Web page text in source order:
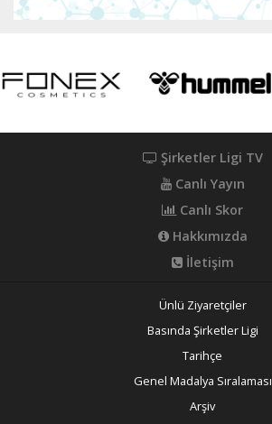
Şirketler Ligi TV
Canlı Yayın
Canlı Skor
Hakkımızda
İletişim
Ünlü Ziyaretçiler
Basında Şirketler Ligi
Tarihçe
Genel Madalya Sıralaması
Arşiv